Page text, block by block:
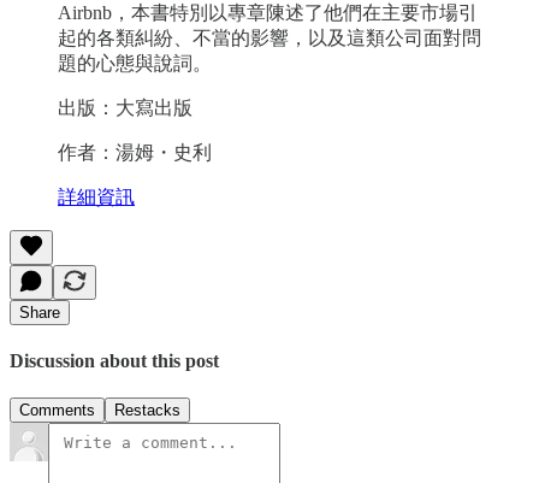
Airbnb，本書特別以專章陳述了他們在主要市場引
起的各類糾紛、不當的影響，以及這類公司面對問
題的心態與說詞。
出版：大寫出版
作者：湯姆・史利
詳細資訊
Share
Discussion about this post
Comments Restacks